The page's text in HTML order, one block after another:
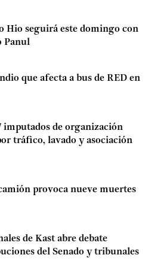
Hio seguirá este domingo con
Panul
que afecta a bus de RED en
imputados de organización
tráfico, lavado y asociación
provoca nueve muertes
de Kast abre debate
del Senado y tribunales